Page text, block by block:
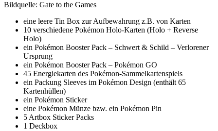
Bildquelle: Gate to the Games
eine leere Tin Box zur Aufbewahrung z.B. von Karten
10 verschiedene Pokémon Holo-Karten (Holo + Reverse
Holo)
ein Pokémon Booster Pack – Schwert & Schild – Verlorener
Ursprung
ein Pokémon Booster Pack – Pokémon GO
45 Energiekarten des Pokémon-Sammelkartenspiels
ein Packung Sleeves im Pokémon Design (enthält 65
Kartenhüllen)
ein Pokémon Sticker
eine Pokémon Münze bzw. ein Pokémon Pin
5 Artbox Sticker Packs
1 Deckbox